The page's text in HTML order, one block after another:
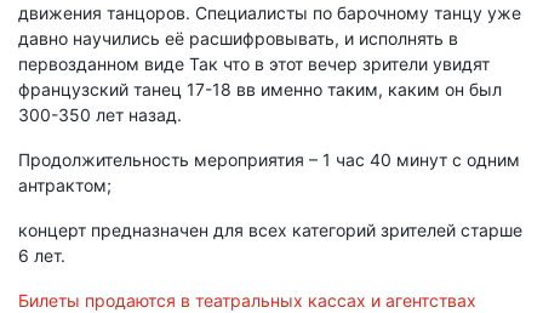
движения танцоров. Специалисты по барочному танцу уже
давно научились её расшифровывать, и исполнять в
первозданном виде Так что в этот вечер зрители увидят
французский танец 17-18 вв именно таким, каким он был
300-350 лет назад.
Продолжительность мероприятия – 1 час 40 минут с одним
антрактом;
концерт предназначен для всех категорий зрителей старше
6 лет.
Билеты продаются в театральных кассах и агентствах